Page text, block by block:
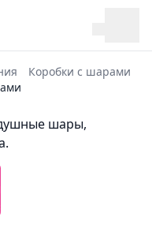
Коробки с шарами